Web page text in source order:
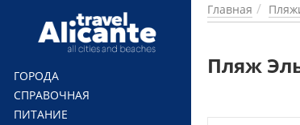
Перейти к основному содержанию
ГОРОДА
СПРАВОЧНАЯ
ПИТАНИЕ
Главная
Пляж